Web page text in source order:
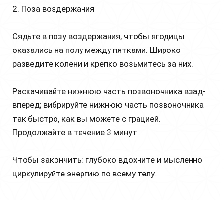
2. Поза воздержания
Сядьте в позу воздержания, чтобы ягодицы
оказались на полу между пятками. Широко
разведите колени и крепко возьмитесь за них.
Раскачивайте нижнюю часть позвоночника взад-
вперед; вибрируйте нижнюю часть позвоночника
так быстро, как вы можете с грацией.
Продолжайте в течение 3 минут.
Чтобы закончить: глубоко вдохните и мысленно
циркулируйте энергию по всему телу.